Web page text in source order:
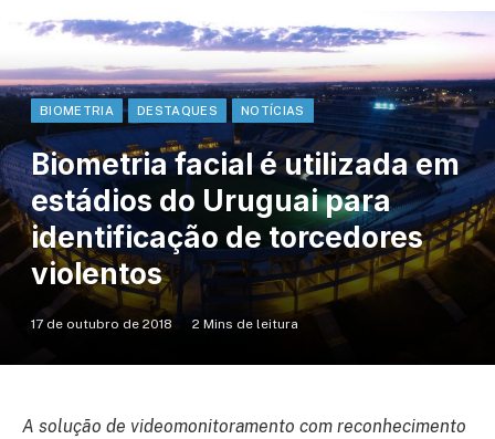
BIOMETRIA DESTAQUES NOTÍCIAS
Biometria facial é utilizada em
estádios do Uruguai para
identificação de torcedores
violentos
17 de outubro de 2018 2 Mins de leitura
A solução de videomonitoramento com reconhecimento